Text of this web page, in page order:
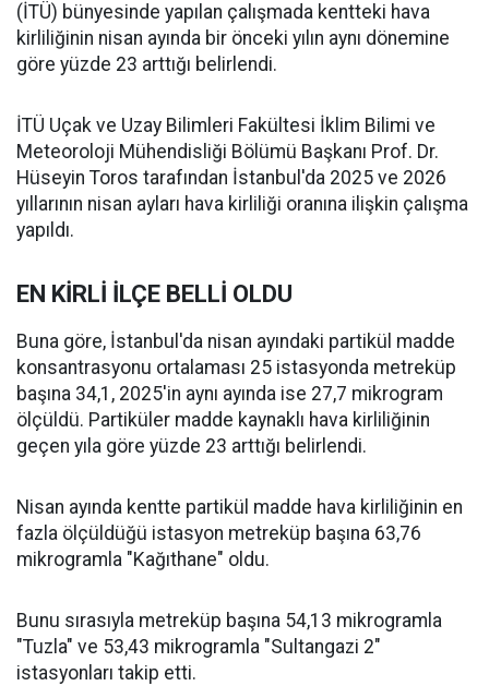
(İTÜ) bünyesinde yapılan çalışmada kentteki hava
kirliliğinin nisan ayında bir önceki yılın aynı dönemine
göre yüzde 23 arttığı belirlendi.
İTÜ Uçak ve Uzay Bilimleri Fakültesi İklim Bilimi ve
Meteoroloji Mühendisliği Bölümü Başkanı Prof. Dr.
Hüseyin Toros tarafından İstanbul'da 2025 ve 2026
yıllarının nisan ayları hava kirliliği oranına ilişkin çalışma
yapıldı.
EN KİRLİ İLÇE BELLİ OLDU
Buna göre, İstanbul'da nisan ayındaki partikül madde
konsantrasyonu ortalaması 25 istasyonda metreküp
başına 34,1, 2025'in aynı ayında ise 27,7 mikrogram
ölçüldü. Partiküler madde kaynaklı hava kirliliğinin
geçen yıla göre yüzde 23 arttığı belirlendi.
Nisan ayında kentte partikül madde hava kirliliğinin en
fazla ölçüldüğü istasyon metreküp başına 63,76
mikrogramla "Kağıthane" oldu.
Bunu sırasıyla metreküp başına 54,13 mikrogramla
"Tuzla" ve 53,43 mikrogramla "Sultangazi 2"
istasyonları takip etti.